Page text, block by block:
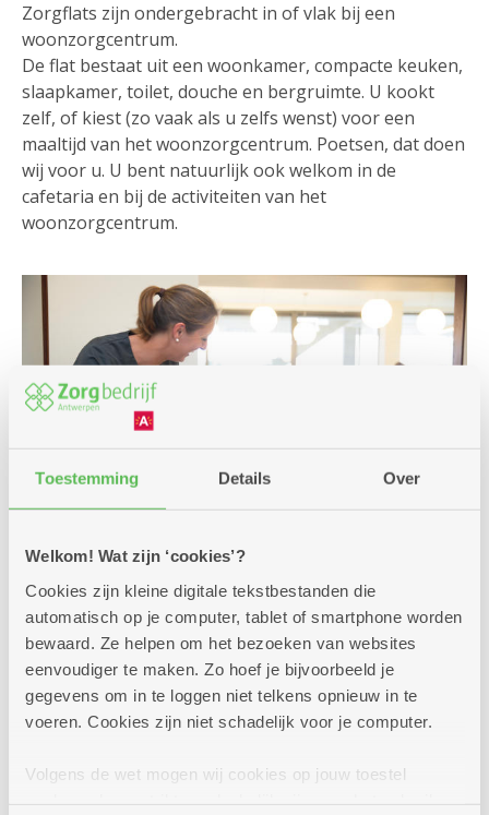
Toestemming Details Over
Welkom! Wat zijn ‘cookies’?
Cookies zijn kleine digitale tekstbestanden die
automatisch op je computer, tablet of smartphone worden
bewaard. Ze helpen om het bezoeken van websites
eenvoudiger te maken. Zo hoef je bijvoorbeeld je
gegevens om in te loggen niet telkens opnieuw in te
voeren. Cookies zijn niet schadelijk voor je computer.
Volgens de wet mogen wij cookies op jouw toestel
Zorgflats zijn ondergebracht in of vlak bij een
woonzorgcentrum.
De flat bestaat uit een woonkamer, compacte keuken,
slaapkamer, toilet, douche en bergruimte. U kookt
zelf, of kiest (zo vaak als u zelfs wenst) voor een
maaltijd van het woonzorgcentrum. Poetsen, dat doen
wij voor u. U bent natuurlijk ook welkom in de
cafetaria en bij de activiteiten van het
woonzorgcentrum.
Ontdek hier in welke woonzorgcentra
zorgflats zijn
Zorgflat van Zorgbedrijf Antwerpen
Stel uw vraag over een zorgflat